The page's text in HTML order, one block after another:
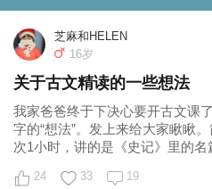
芝麻和HELEN
16岁
关于古文精读的一些想法
我家爸爸终于下决心要开古文课
字的“想法”。发上来给大家瞅瞅
次1小时，讲的是《史记》里的
24 33 19